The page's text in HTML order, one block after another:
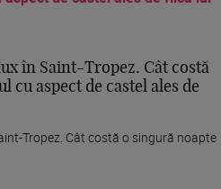
în Saint-Tropez. Cât costă
cu aspect de castel ales de
Tropez. Cât costă o singură noapte